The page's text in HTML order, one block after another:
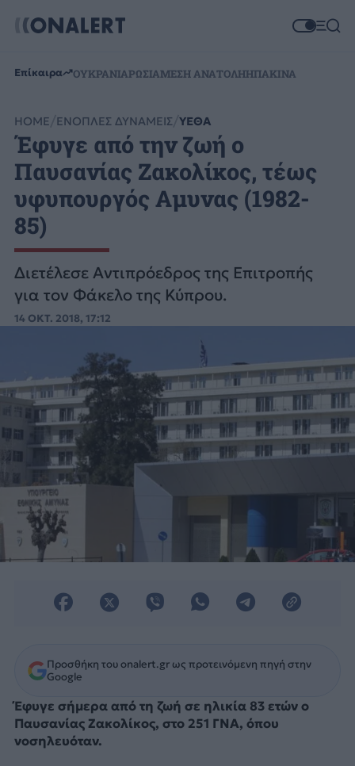
Επίκαιρα ΟΥΚΡΑΝΙΑΡΩΣΙΑΜΕΣΗ ΑΝΑΤΟΛΗΗΠΑΚΙΝΑ
HOME ΕΝΟΠΛΕΣ ΔΥΝΑΜΕΙΣ ΥΕΘΑ
Έφυγε από την ζωή ο
Παυσανίας Ζακολίκος, τέως
υφυπουργός Αμυνας (1982-
85)
Διετέλεσε Αντιπρόεδρος της Επιτροπής
για τον Φάκελο της Κύπρου.
14 ΟΚΤ. 2018, 17:12
Προσθήκη του onalert.gr ως προτεινόμενη πηγή στην
Google
Έφυγε σήμερα από τη ζωή σε ηλικία 83 ετών ο
Παυσανίας Ζακολίκος, στο 251 ΓΝΑ, όπου
νοσηλευόταν.